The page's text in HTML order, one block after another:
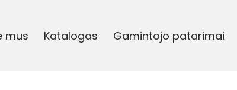
mus Katalogas Gamintojo patarimai